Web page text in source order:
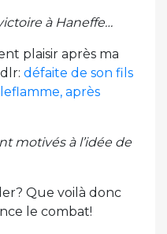
à Haneffe…
plaisir après ma
défaite de son fils
après
motivés à l’idée de
Que voilà donc
le combat!